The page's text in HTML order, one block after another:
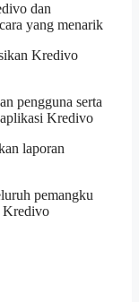
dan
yang menarik
Kredivo
pengguna serta
Kredivo
laporan
pemangku
Kredivo